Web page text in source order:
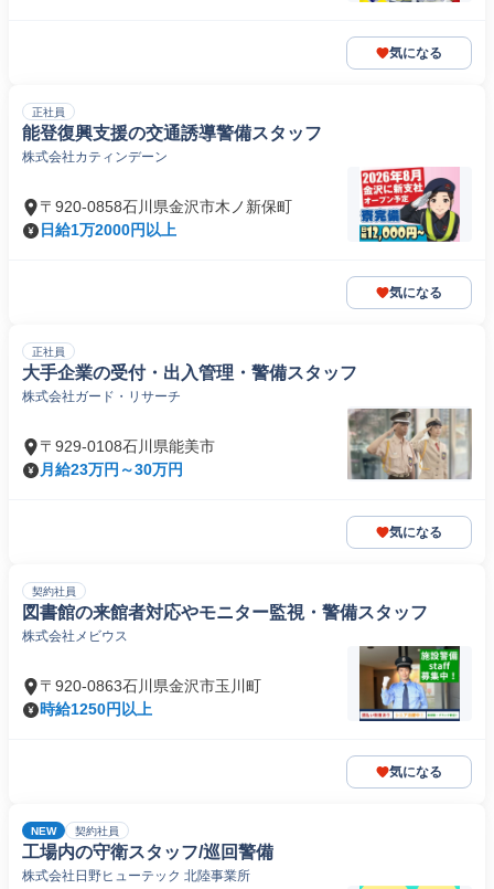
気になる
正社員
能登復興支援の交通誘導警備スタッフ
株式会社カティンデーン
〒920-0858石川県金沢市木ノ新保町
日給1万2000円以上
気になる
正社員
大手企業の受付・出入管理・警備スタッフ
株式会社ガード・リサーチ
〒929-0108石川県能美市
月給23万円～30万円
気になる
契約社員
図書館の来館者対応やモニター監視・警備スタッフ
株式会社メビウス
〒920-0863石川県金沢市玉川町
時給1250円以上
気になる
NEW 契約社員
工場内の守衛スタッフ/巡回警備
株式会社日野ヒューテック 北陸事業所